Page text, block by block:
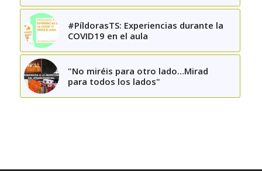
#PíldorasTS: Experiencias durante la
COVID19 en el aula
"No miréis para otro lado…Mirad
para todos los lados"